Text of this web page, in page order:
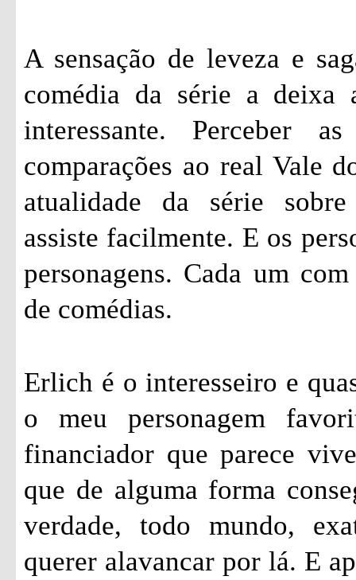
A sensação de leveza e
comédia da série a deixa
interessante. Perceber
comparações ao real Vale
atualidade da série
assiste facilmente. E os
personagens. Cada um
de comédias.
Erlich é o interesseiro e
o meu personagem
financiador que parece
que de alguma forma
verdade, todo mundo,
querer alavancar por lá. E